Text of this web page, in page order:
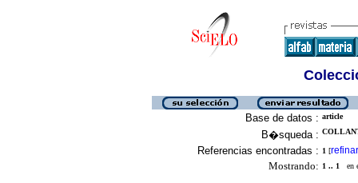
Base de datos : article
B�squeda :
Referencias encontradas : 1 [refinar
Mostrando: 1 .. 1 en